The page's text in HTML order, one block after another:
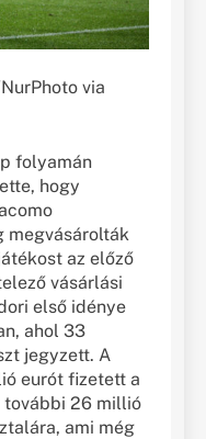
via
folyamán
hogy
megvásárolták
az előző
vásárlási
első idénye
ahol 33
jegyzett. A
eurót fizetett a
26 millió
ami még